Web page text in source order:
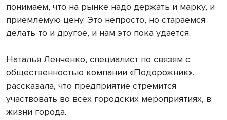
понимаем, что на рынке надо держать и марку, и
приемлемую цену. Это непросто, но стараемся
делать то и другое, и нам это пока удается.
Наталья Ленченко, специалист по связям с
общественностью компании «Подорожник»,
рассказала, что предприятие стремится
участвовать во всех городских мероприятиях, в
жизни города.